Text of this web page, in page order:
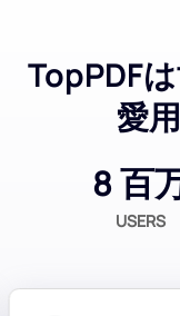
TopPDF
愛
8 百
USERS